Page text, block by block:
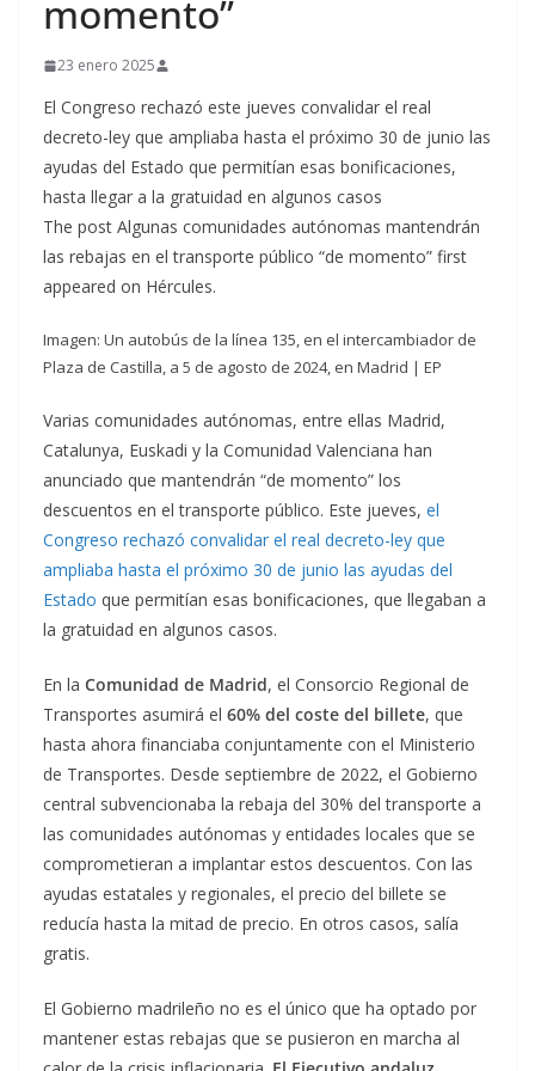
momento”
23 enero 2025
El Congreso rechazó este jueves convalidar el real
decreto-ley que ampliaba hasta el próximo 30 de junio las
ayudas del Estado que permitían esas bonificaciones,
hasta llegar a la gratuidad en algunos casos
The post Algunas comunidades autónomas mantendrán
las rebajas en el transporte público “de momento” first
appeared on Hércules.
Imagen: Un autobús de la línea 135, en el intercambiador de
Plaza de Castilla, a 5 de agosto de 2024, en Madrid | EP
Varias comunidades autónomas, entre ellas Madrid,
Catalunya, Euskadi y la Comunidad Valenciana han
anunciado que mantendrán “de momento” los
descuentos en el transporte público. Este jueves, el
Congreso rechazó convalidar el real decreto-ley que
ampliaba hasta el próximo 30 de junio las ayudas del
Estado que permitían esas bonificaciones, que llegaban a
la gratuidad en algunos casos.
En la Comunidad de Madrid, el Consorcio Regional de
Transportes asumirá el 60% del coste del billete, que
hasta ahora financiaba conjuntamente con el Ministerio
de Transportes. Desde septiembre de 2022, el Gobierno
central subvencionaba la rebaja del 30% del transporte a
las comunidades autónomas y entidades locales que se
comprometieran a implantar estos descuentos. Con las
ayudas estatales y regionales, el precio del billete se
reducía hasta la mitad de precio. En otros casos, salía
gratis.
El Gobierno madrileño no es el único que ha optado por
mantener estas rebajas que se pusieron en marcha al